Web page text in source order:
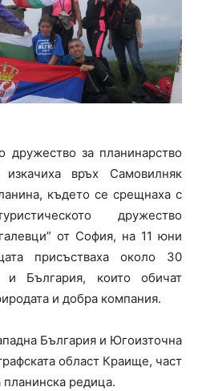
дружество за планинарство
изкачиха връх Самовилняк
където се срещнаха с
дружество
от София, на 11 юни
присъстваха около 30
България, които обичат
и добра компания.
България и Югоизточна
област Краище, част
редица.